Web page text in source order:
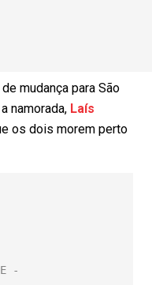
mudança para São
namorada, Laís
os dois morem perto